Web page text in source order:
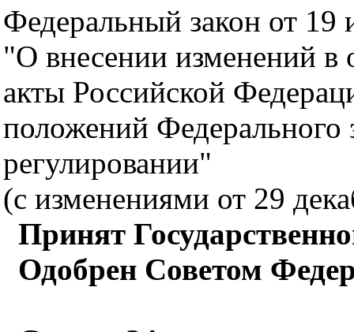
Федеральный закон от
"О внесении изменений в
акты Российской
положений Федерального
регулировании"
(с изменениями от 29
Принят
Одобрен Советом